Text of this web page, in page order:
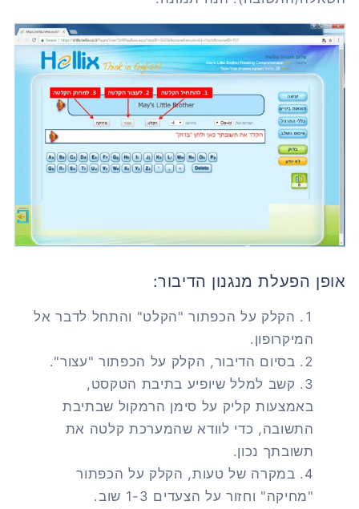
אופן הפעלת מנגנון הדיבור:
הקלק על הכפתור "הקלט" והתחל לדבר אל
המיקרופון.
בסיום הדיבור, הקלק על הכפתור "עצור".
קשב למלל שיופיע בתיבת הטקסט,
באמצעות קליק על סימן הרמקול שבתיבת
התשובה, כדי לוודא שהמערכת קלטה את
תשובתך נכון.
במקרה של טעות, הקלק על הכפתור
"מחיקה" וחזור על הצעדים 1-3 שוב.